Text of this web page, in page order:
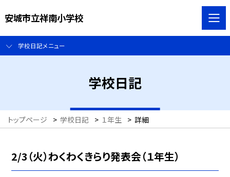
安城市立祥南小学校
学校日記メニュー
学校日記
トップページ > 学校日記 > １年生 > 詳細
2/3（火）わくわくきらり発表会（１年生）